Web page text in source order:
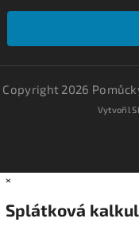
Copyright 2026
Vytvořil
×
Splátková